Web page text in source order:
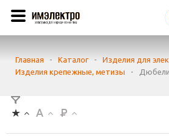
Главная - Каталог - Изделия для
Изделия крепежные, метизы
-